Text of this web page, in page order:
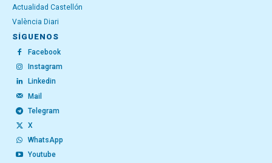
Actualidad Castellón
València Diari
SÍGUENOS
Facebook
Instagram
Linkedin
Mail
Telegram
X
WhatsApp
Youtube